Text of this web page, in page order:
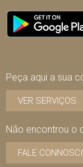
Peça aqui a sua
VER SERVIÇOS
Não encontrou o
FALE